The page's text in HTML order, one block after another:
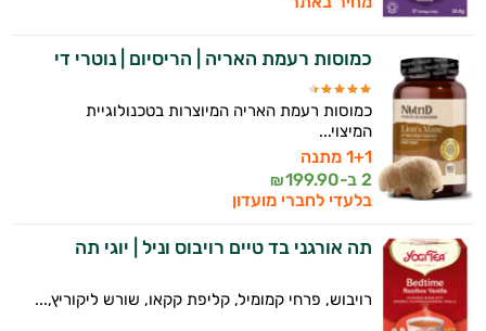
כמוסות רעמת האריה | הריסיום | נוטרי די
כמוסות רעמת האריה המיוצרות בטכנולוגיית
המיצוי...
1+1 מתנה
2 ב-
199.90
₪
בלעדי לחברי מועדון
תה אורגני בד טיים רויבוס וניל | יוגי תה
רויבוש, פרחי קמומיל, קליפת קקאו, שורש ליקוריץ,...
עובדים יחד כדי למקסם תוצאות גם בחיי היום
יום וגם בתחום הכושר והספורט.
המטרה שלי היא להתאים עבורך המלצות
אישיות מבוססות מדעית.
זה הזמן להתחיל. איך אוכל לעזור?